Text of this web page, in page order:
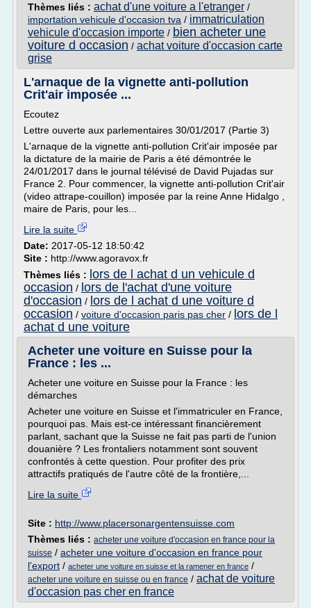
Thèmes liés : achat d'une voiture a l'etranger /
importation vehicule d'occasion tva / immatriculation
vehicule d'occasion importe / bien acheter une
voiture d occasion / achat voiture d'occasion carte
grise
L'arnaque de la vignette anti-pollution
Crit'air imposée ...
Ecoutez
Lettre ouverte aux parlementaires 30/01/2017 (Partie 3)
L'arnaque de la vignette anti-pollution Crit'air imposée par
la dictature de la mairie de Paris a été démontrée le
24/01/2017 dans le journal télévisé de David Pujadas sur
France 2. Pour commencer, la vignette anti-pollution Crit'air
(video attrape-couillon) imposée par la reine Anne Hidalgo ,
maire de Paris, pour les...
Lire la suite
Date: 2017-05-12 18:50:42
Site : http://www.agoravox.fr
Thèmes liés : lors de l achat d un vehicule d
occasion / lors de l'achat d'une voiture
d'occasion / lors de l achat d une voiture d
occasion / voiture d'occasion paris pas cher / lors de l
achat d une voiture
Acheter une voiture en Suisse pour la
France : les ...
Acheter une voiture en Suisse pour la France : les
démarches
Acheter une voiture en Suisse et l'immatriculer en France,
pourquoi pas. Mais est-ce intéressant financièrement
parlant, sachant que la Suisse ne fait pas parti de l'union
douanière ? Les frontaliers notamment sont souvent
confrontés à cette question. Pour profiter des prix
attractifs pratiqués de l'autre côté de la frontière,...
Lire la suite
Site : http://www.placersonargentensuisse.com
Thèmes liés : acheter une voiture d'occasion en france pour la
suisse / acheter une voiture d'occasion en france pour
l'export / acheter une voiture en suisse et la ramener en france /
acheter une voiture en suisse ou en france / achat de voiture
d'occasion pas cher en france